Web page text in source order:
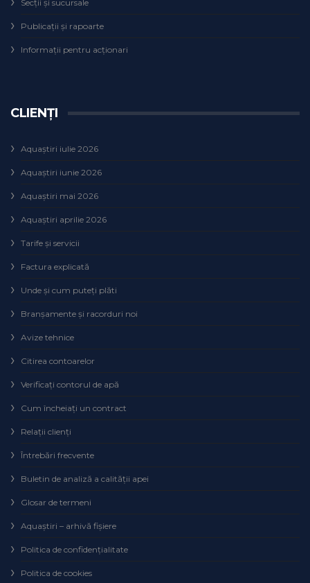
Secţii şi sucursale
Publicații și rapoarte
Informații pentru acționari
CLIENȚI
Aquaștiri iulie 2026
Aquaștiri iunie 2026
Aquaștiri mai 2026
Aquaștiri aprilie 2026
Tarife și servicii
Factura explicată
Unde și cum puteţi plăti
Branșamente și racorduri noi
Avize tehnice
Citirea contoarelor
Verificaţi contorul de apă
Cum încheiaţi un contract
Relaţii clienţi
Întrebări frecvente
Buletin de analiză a calităţii apei
Glosar de termeni
Aquaștiri – arhivă fișiere
Politica de confidențialitate
Politica de cookies